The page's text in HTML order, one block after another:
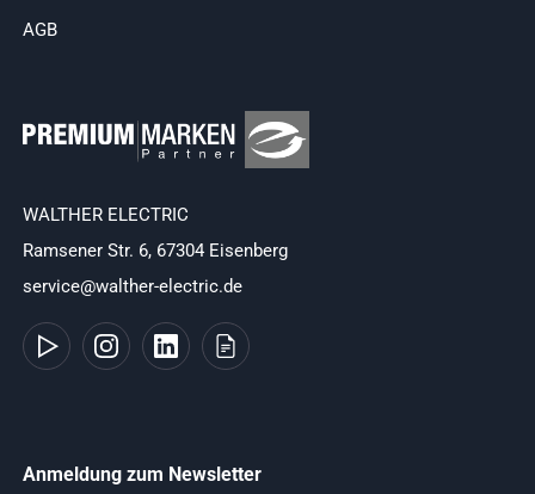
AGB
WALTHER ELECTRIC
Ramsener Str. 6, 67304 Eisenberg
service@walther-electric.de
Anmeldung zum Newsletter